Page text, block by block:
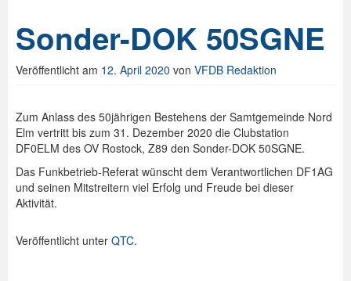
Sonder-DOK 50SGNE
Veröffentlicht am 12. April 2020 von VFDB Redaktion
Zum Anlass des 50jährigen Bestehens der Samtgemeinde Nord
Elm vertritt bis zum 31. Dezember 2020 die Clubstation
DF0ELM des OV Rostock, Z89 den Sonder-DOK 50SGNE.
Das Funkbetrieb-Referat wünscht dem Verantwortlichen DF1AG
und seinen Mitstreitern viel Erfolg und Freude bei dieser
Aktivität.
Veröffentlicht unter QTC.